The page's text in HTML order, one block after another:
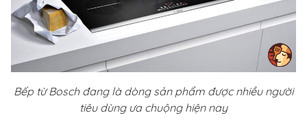
Bếp từ Bosch đang là dòng sản phẩm được nhiều người
tiêu dùng ưa chuộng hiện nay